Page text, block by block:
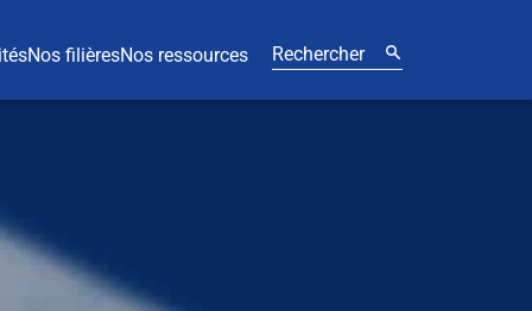
Nos filièresNos ressources